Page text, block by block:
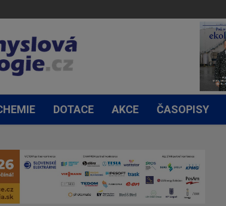
DOTACE AKCE ČASOPISY